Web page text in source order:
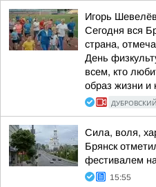
Игорь
Сегодня вся
страна,
День
всем, кто
образ жизни и
ДУБРОВСКИЙ
Сила, воля,
Брянск
фестивалем
15:55